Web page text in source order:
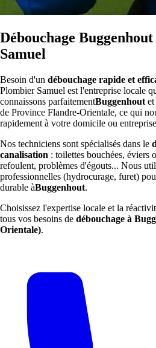
Débouchage
Samuel
Besoin d'un débouchage rapide et
Plombier Samuel est l'entreprise locale
connaissons parfaitementBuggenhout
de Province Flandre-Orientale, ce qui
rapidement à votre domicile ou
Nos techniciens sont spécialisés dans le
canalisation : toilettes bouchées, éviers
refoulent, problèmes d'égouts... Nous
professionnelles (hydrocurage, furet)
durable àBuggenhout.
Choisissez l'expertise locale et la
tous vos besoins de débouchage à
Orientale).